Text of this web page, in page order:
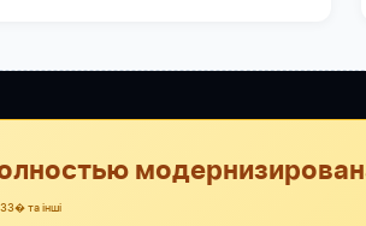
та інші